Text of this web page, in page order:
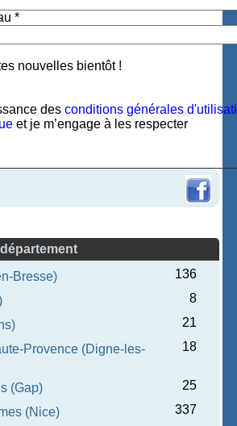
*
nouvelles bientôt !
desconditions générales
et je m’engage à les respecter
Bresse)
136
8
21
Provence (Digne-les-
18
(Gap)
25
(Nice)
337